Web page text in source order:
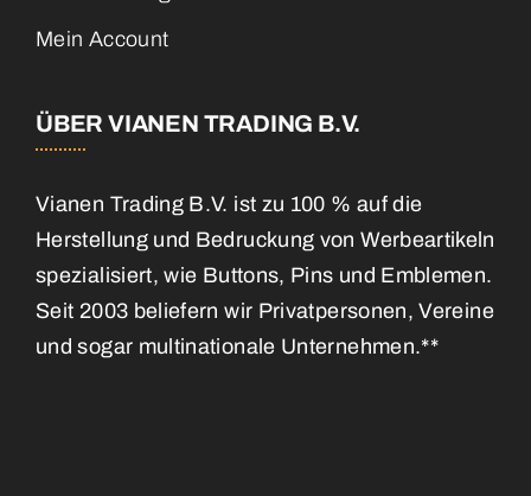
Mein Account
ÜBER VIANEN TRADING B.V.
Vianen Trading B.V. ist zu 100 % auf die
Herstellung und Bedruckung von Werbeartikeln
spezialisiert, wie Buttons, Pins und Emblemen.
Seit 2003 beliefern wir Privatpersonen, Vereine
und sogar multinationale Unternehmen.**